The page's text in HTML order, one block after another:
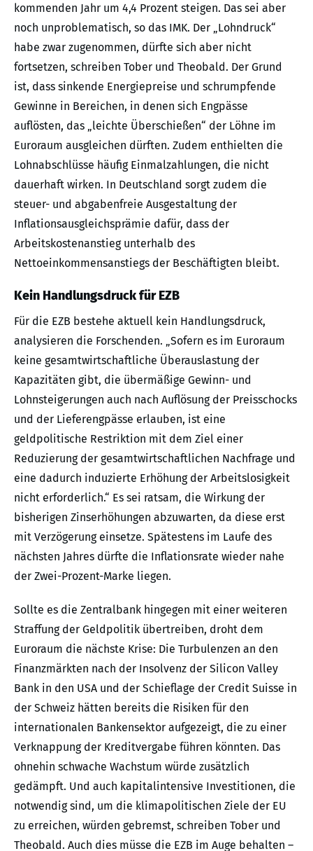
kommenden Jahr um 4,4 Prozent steigen. Das sei aber
noch unproblematisch, so das IMK. Der „Lohndruck“
habe zwar zugenommen, dürfte sich aber nicht
fortsetzen, schreiben Tober und Theobald. Der Grund
ist, dass sinkende Energiepreise und schrumpfende
Gewinne in Bereichen, in denen sich Engpässe
auflösten, das „leichte Überschießen“ der Löhne im
Euroraum ausgleichen dürften. Zudem enthielten die
Lohnabschlüsse häufig Einmalzahlungen, die nicht
dauerhaft wirken. In Deutschland sorgt zudem die
steuer- und abgabenfreie Ausgestaltung der
Inflationsausgleichsprämie dafür, dass der
Arbeitskostenanstieg unterhalb des
Nettoeinkommensanstiegs der Beschäftigten bleibt.
Kein Handlungsdruck für EZB
Für die EZB bestehe aktuell kein Handlungsdruck,
analysieren die Forschenden. „Sofern es im Euroraum
keine gesamtwirtschaftliche Überauslastung der
Kapazitäten gibt, die übermäßige Gewinn- und
Lohnsteigerungen auch nach Auflösung der Preisschocks
und der Lieferengpässe erlauben, ist eine
geldpolitische Restriktion mit dem Ziel einer
Reduzierung der gesamtwirtschaftlichen Nachfrage und
eine dadurch induzierte Erhöhung der Arbeitslosigkeit
nicht erforderlich.“ Es sei ratsam, die Wirkung der
bisherigen Zinserhöhungen abzuwarten, da diese erst
mit Verzögerung einsetze. Spätestens im Laufe des
nächsten Jahres dürfte die Inflationsrate wieder nahe
der Zwei-Prozent-Marke liegen.
Sollte es die Zentralbank hingegen mit einer weiteren
Straffung der Geldpolitik übertreiben, droht dem
Euroraum die nächste Krise: Die Turbulenzen an den
Finanzmärkten nach der Insolvenz der Silicon Valley
Bank in den USA und der Schieflage der Credit Suisse in
der Schweiz hätten bereits die Risiken für den
internationalen Bankensektor aufgezeigt, die zu einer
Verknappung der Kreditvergabe führen könnten. Das
ohnehin schwache Wachstum würde zusätzlich
gedämpft. Und auch kapitalintensive Investitionen, die
notwendig sind, um die klimapolitischen Ziele der EU
zu erreichen, würden gebremst, schreiben Tober und
Theobald. Auch dies müsse die EZB im Auge behalten –